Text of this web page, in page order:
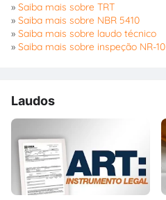
» Saiba mais sobre TRT
» Saiba mais sobre NBR 5410
» Saiba mais sobre laudo técnico
» Saiba mais sobre inspeção NR-10
Laudos